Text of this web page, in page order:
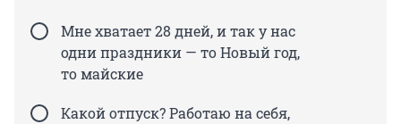
Мне хватает 28 дней, и так у нас
одни праздники — то Новый год,
то майские
Какой отпуск? Работаю на себя,